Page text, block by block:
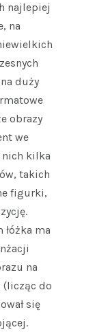
najlepiej
na
duży
obrazy
we
kilka
takich
figurki,
ma
na
(licząc do
się